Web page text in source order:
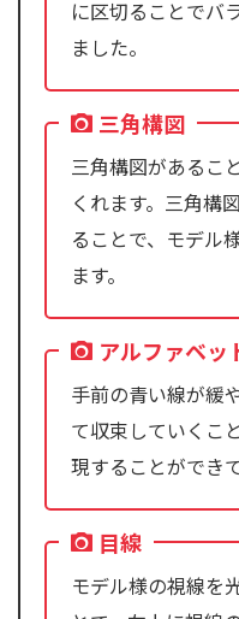
に区切ることでバ
ました。
三角構図
三角構図があるこ
くれます。三角構
ることで、モデル
ます。
アルファベッ
手前の青い線が緩
て収束していくこ
現することができ
目線
モデル様の視線を